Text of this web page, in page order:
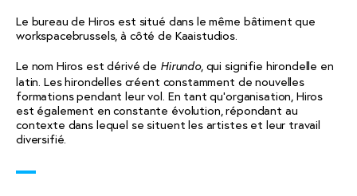
Le bureau de Hiros est situé dans le même bâtiment que
workspacebrussels, à côté de Kaaistudios.
Le nom Hiros est dérivé de Hirundo, qui signifie hirondelle en
latin. Les hirondelles créent constamment de nouvelles
formations pendant leur vol. En tant qu’organisation, Hiros
est également en constante évolution, répondant au
contexte dans lequel se situent les artistes et leur travail
diversifié.